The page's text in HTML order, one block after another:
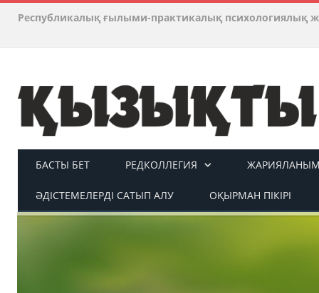
Республикалық ғылыми-практикалық психологиялық
БАСТЫ БЕТ РЕДКОЛЛЕГИЯ ЖАРИЯЛАНЫМ
ӘДІСТЕМЕЛЕРДІ САТЫП АЛУ ОҚЫРМАН ПІКІРІ